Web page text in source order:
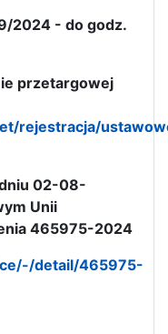
2024 - do godz.
przetargowej
rejestracja/
02-08-
Unii
465975-2024
detail/465975-